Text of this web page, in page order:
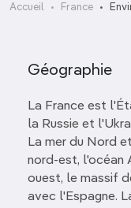
Accueil France
Géographie
La France est
la Russie et
La mer du Nord
nord-est, l'océan
ouest, le massif
avec l'Espagne.